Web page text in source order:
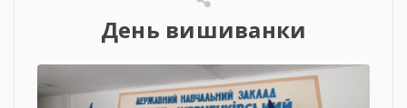
День вишиванки